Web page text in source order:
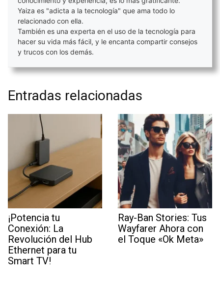
Yaiza es "adicta a la tecnología" que ama todo lo
relacionado con ella.
También es una experta en el uso de la tecnología para
hacer su vida más fácil, y le encanta compartir consejos
y trucos con los demás.
Entradas relacionadas
¡Potencia tu
Conexión: La
Revolución del Hub
Ethernet para tu
Smart TV!
Ray-Ban Stories: Tus
Wayfarer Ahora con
el Toque «Ok Meta»